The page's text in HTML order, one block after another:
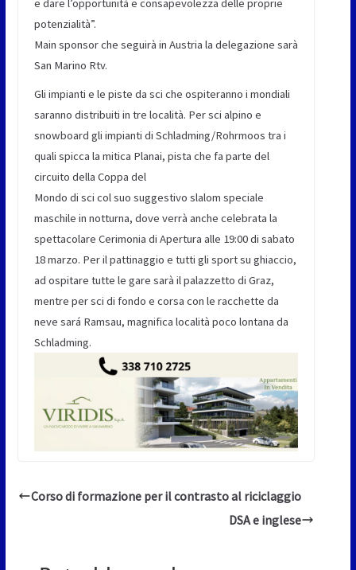
potenzialità”.
Main sponsor che seguirà in Austria la delegazione sarà
San Marino Rtv.
Gli impianti e le piste da sci che ospiteranno i mondiali
saranno distribuiti in tre località. Per sci alpino e
snowboard gli impianti di Schladming/Rohrmoos tra i
quali spicca la mitica Planai, pista che fa parte del
circuito della Coppa del
Mondo di sci col suo suggestivo slalom speciale
maschile in notturna, dove verrà anche celebrata la
spettacolare Cerimonia di Apertura alle 19:00 di sabato
18 marzo. Per il pattinaggio e tutti gli sport su ghiaccio,
ad ospitare tutte le gare sarà il palazzetto di Graz,
mentre per sci di fondo e corsa con le racchette da
neve sará Ramsau, magnifica località poco lontana da
Schladming.
Corso di formazione per il contrasto al riciclaggio
DSA e inglese